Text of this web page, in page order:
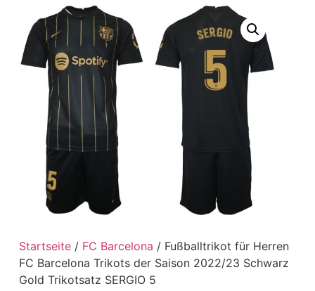
Startseite/ FC Barcelona / Fußballtrikot für Herren
FC Barcelona Trikots der Saison 2022/23 Schwarz
Gold Trikotsatz SERGIO 5